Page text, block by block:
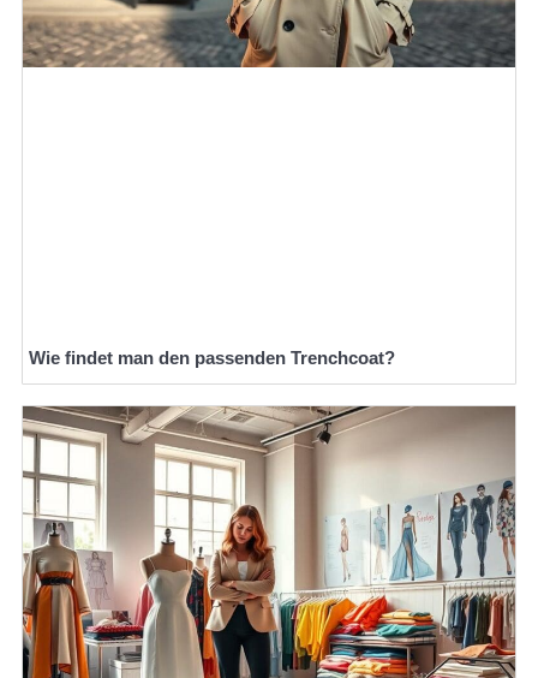
Wie findet man den passenden Trenchcoat?